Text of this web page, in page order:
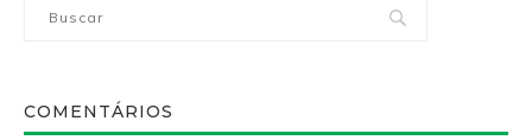
COMENTÁRIOS